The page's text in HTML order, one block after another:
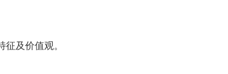
及价值观。